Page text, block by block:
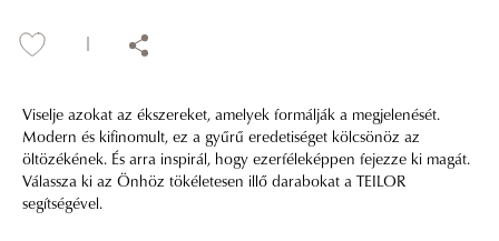
Viselje azokat az ékszereket, amelyek formálják a megjelenését.
Modern és kifinomult, ez a gyűrű eredetiséget kölcsönöz az
öltözékének. És arra inspirál, hogy ezerféleképpen fejezze ki magát.
Válassza ki az Önhöz tökéletesen illő darabokat a TEILOR
segítségével.